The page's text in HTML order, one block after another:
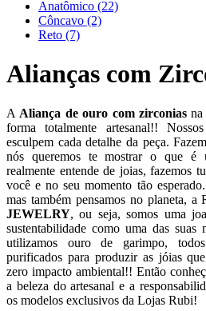
Anatômico (22)
Côncavo (2)
Reto (7)
Alianças com
A Aliança de ouro com zirconias na
forma totalmente artesanal!!
esculpem cada detalhe da peça.
nós queremos te mostrar o que é
realmente entende de joias, fazemos
você e no seu momento tão
mas também pensamos no planeta, a
JEWELRY, ou seja, somos uma
sustentabilidade como uma das suas
utilizamos ouro de garimpo,
purificados para produzir as jóias
zero impacto ambiental!! Então
a beleza do artesanal e a
os modelos exclusivos da Lojas Rubi!